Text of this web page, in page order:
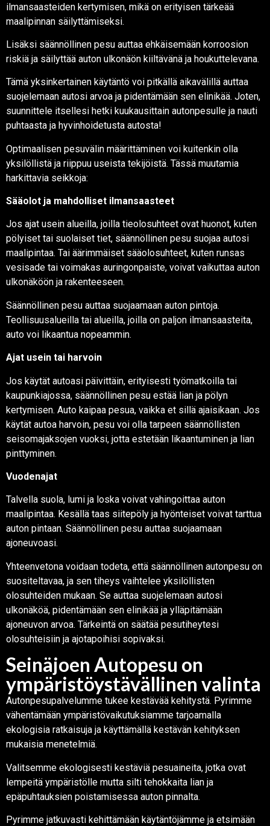
ilmansaasteiden kertymisen, mikä on erityisen tärkeää
maalipinnan säilyttämiseksi.
Lisäksi säännöllinen pesu auttaa ehkäisemään korroosion
riskiä ja säilyttää auton ulkonäön kiiltävänä ja houkuttelevana.
Tämä yksinkertainen käytäntö voi pitkällä aikavälillä auttaa
suojelemaan autosi arvoa ja pidentämään sen elinikää. Joten,
suunnittele itsellesi hetki kuukausittain autonpesulle ja nauti
puhtaasta ja hyvinhoidetusta autosta!
Optimaalisen pesuvälin määrittäminen voi kuitenkin olla
yksilöllistä ja riippuu useista tekijöistä. Tässä muutamia
harkittavia seikkoja:
Sääolot ja mahdolliset ilmansaasteet
Jos ajat usein alueilla, joilla tieolosuhteet ovat huonot, kuten
pölyiset tai suolaiset tiet, säännöllinen pesu suojaa autosi
maalipintaa. Tai äärimmäiset sääolosuhteet, kuten runsas
vesisade tai voimakas auringonpaiste, voivat vaikuttaa auton
ulkonäköön ja rakenteeseen.
Säännöllinen pesu auttaa suojaamaan auton pintoja.
Teollisuusalueilla tai alueilla, joilla on paljon ilmansaasteita,
auto voi likaantua nopeammin.
Ajat usein tai harvoin
Jos käytät autoasi päivittäin, erityisesti työmatkoilla tai
kaupunkiajossa, säännöllinen pesu estää lian ja pölyn
kertymisen. Auto kaipaa pesua, vaikka et sillä ajaisikaan. Jos
käytät autoa harvoin, pesu voi olla tarpeen säännöllisten
seisomajaksojen vuoksi, jotta estetään likaantuminen ja lian
pinttyminen.
Vuodenajat
Talvella suola, lumi ja loska voivat vahingoittaa auton
maalipintaa. Kesällä taas siitepöly ja hyönteiset voivat tarttua
auton pintaan. Säännöllinen pesu auttaa suojaamaan
ajoneuvoasi.
Yhteenvetona voidaan todeta, että säännöllinen autonpesu on
suositeltavaa, ja sen tiheys vaihtelee yksilöllisten
olosuhteiden mukaan. Se auttaa suojelemaan autosi
ulkonäköä, pidentämään sen elinikää ja ylläpitämään
ajoneuvon arvoa. Tärkeintä on säätää pesutiheytesi
olosuhteisiin ja ajotapoihisi sopivaksi.
Seinäjoen Autopesu on
ympäristöystävällinen valinta
Autonpesupalvelumme tukee kestävää kehitystä. Pyrimme
vähentämään ympäristövaikutuksiamme tarjoamalla
ekologisia ratkaisuja ja käyttämällä kestävän kehityksen
mukaisia menetelmiä.
Valitsemme ekologisesti kestäviä pesuaineita, jotka ovat
lempeitä ympäristölle mutta silti tehokkaita lian ja
epäpuhtauksien poistamisessa auton pinnalta.
Pyrimme jatkuvasti kehittämään käytäntöjämme ja etsimään